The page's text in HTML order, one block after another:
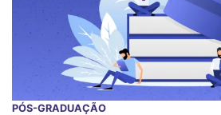
PÓS-GRADUAÇÃO